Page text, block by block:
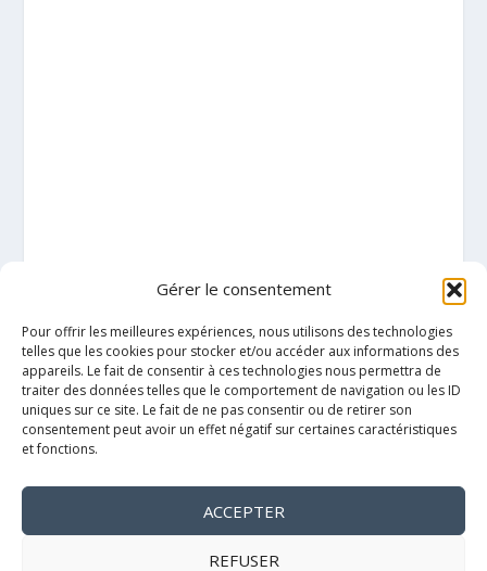
Gérer le consentement
Pour offrir les meilleures expériences, nous utilisons des technologies
telles que les cookies pour stocker et/ou accéder aux informations des
appareils. Le fait de consentir à ces technologies nous permettra de
traiter des données telles que le comportement de navigation ou les ID
uniques sur ce site. Le fait de ne pas consentir ou de retirer son
consentement peut avoir un effet négatif sur certaines caractéristiques
et fonctions.
ACCEPTER
REFUSER
Mentions légales